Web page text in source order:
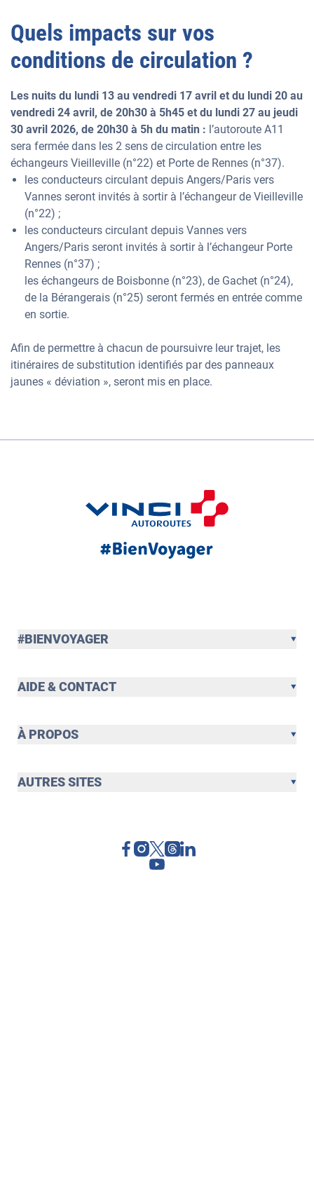
Quels impacts sur vos
conditions de circulation ?
Les nuits du lundi 13 au vendredi 17 avril et du lundi 20 au
vendredi 24 avril, de 20h30 à 5h45 et du lundi 27 au jeudi
30 avril 2026, de 20h30 à 5h du matin : l’autoroute A11
sera fermée dans les 2 sens de circulation entre les
échangeurs Vieilleville (n°22) et Porte de Rennes (n°37).
les conducteurs circulant depuis Angers/Paris vers
Vannes seront invités à sortir à l’échangeur de Vieilleville
(n°22) ;
les conducteurs circulant depuis Vannes vers
Angers/Paris seront invités à sortir à l’échangeur Porte
Rennes (n°37) ;
les échangeurs de Boisbonne (n°23), de Gachet (n°24),
de la Bérangerais (n°25) seront fermés en entrée comme
en sortie.
Afin de permettre à chacun de poursuivre leur trajet, les
itinéraires de substitution identifiés par des panneaux
jaunes « déviation », seront mis en place.
#BIENVOYAGER
AIDE & CONTACT
À PROPOS
AUTRES SITES